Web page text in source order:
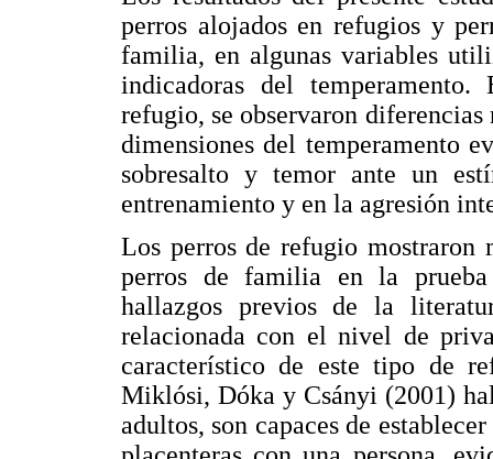
perros alojados en refugios y
familia, en algunas variables
indicadoras del
refugio, se observaron
dimensiones del temperamento
sobresalto y temor ante un
entrenamiento y en la agresión
Los perros de refugio mostraron
perros de familia en la
hallazgos previos de la
relacionada con el nivel de
característico de este tipo de
Miklósi, Dóka y Csányi (2001)
adultos, son capaces de